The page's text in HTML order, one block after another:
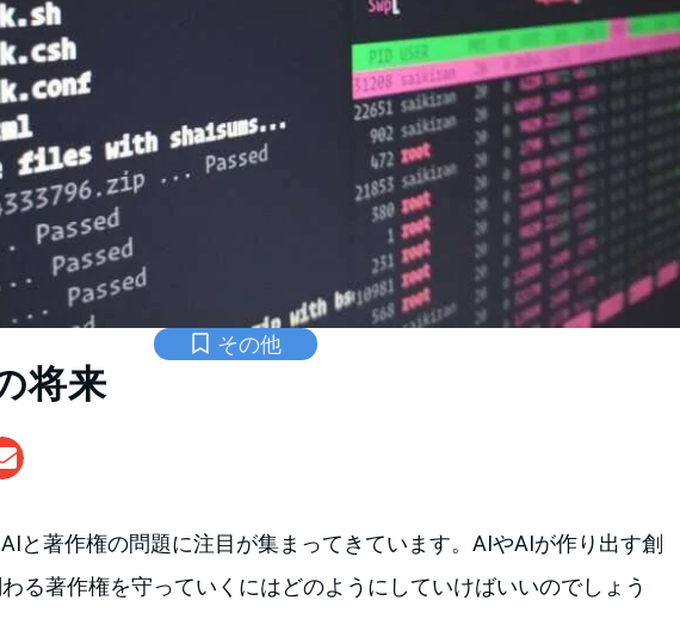
その他
将来
と著作権の問題に注目が集まってきています。AIやAIが作り出す創
る著作権を守っていくにはどのようにしていけばいいのでしょう